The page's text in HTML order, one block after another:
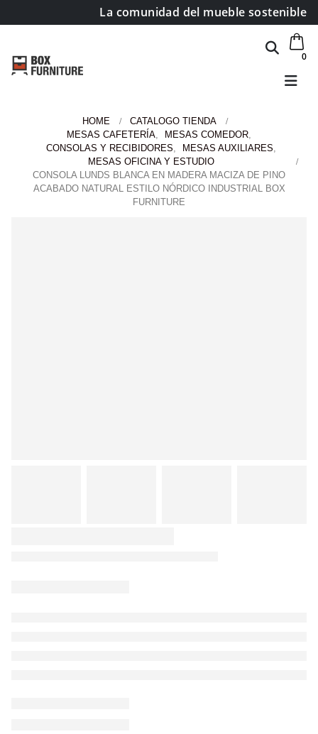
La comunidad del mueble sostenible
0
HOME
CATALOGO TIENDA
MESAS CAFETERÍA, MESAS COMEDOR,
CONSOLAS Y RECIBIDORES, MESAS AUXILIARES,
MESAS OFICINA Y ESTUDIO
CONSOLA LUNDS BLANCA EN MADERA MACIZA DE PINO
ACABADO NATURAL ESTILO NÓRDICO INDUSTRIAL BOX
FURNITURE